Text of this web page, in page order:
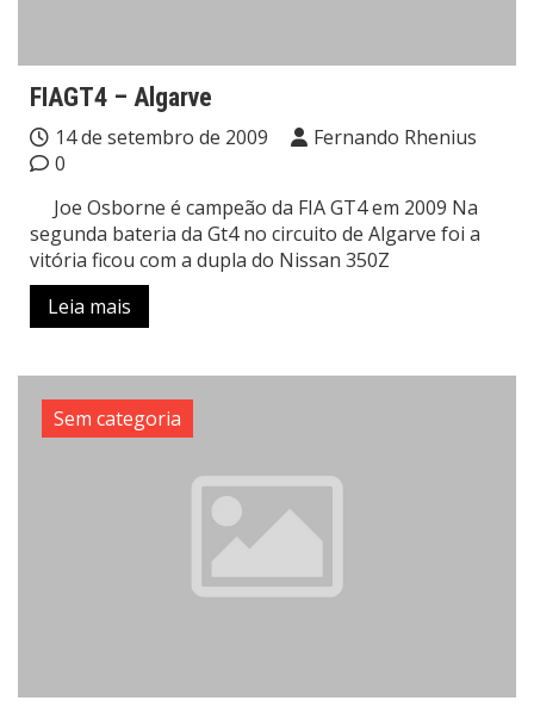
FIAGT4 – Algarve
14 de setembro de 2009
Fernando Rhenius
0
Joe Osborne é campeão da FIA GT4 em 2009 Na
segunda bateria da Gt4 no circuito de Algarve foi a
vitória ficou com a dupla do Nissan 350Z
Leia mais
Sem categoria